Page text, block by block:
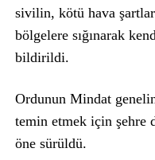
sivilin, kötü hava
bölgelere sığınarak
bildirildi.
Ordunun Mindat
temin etmek için şehre
öne sürüldü.